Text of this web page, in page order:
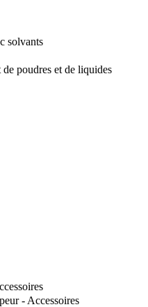
solvants
poudres et de liquides
- Accessoires